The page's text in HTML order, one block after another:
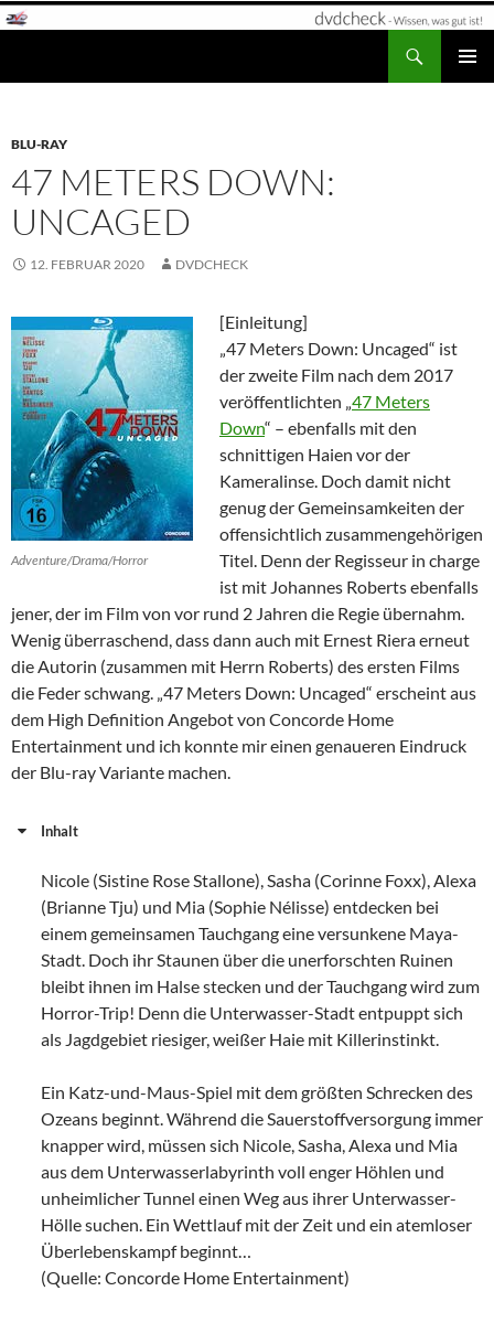
Zum
BLU-RAY
47 METERS DOWN:
UNCAGED
12. FEBRUAR 2020 DVDCHECK
Adventure/Drama/Horror
[Einleitung]
„47 Meters Down: Uncaged“ ist
der zweite Film nach dem 2017
veröffentlichten „ 47 Meters
Down“ – ebenfalls mit den
schnittigen Haien vor der
Kameralinse. Doch damit nicht
genug der Gemeinsamkeiten der
offensichtlich zusammengehörigen
Titel. Denn der Regisseur in charge
ist mit Johannes Roberts ebenfalls
jener, der im Film von vor rund 2 Jahren die Regie übernahm.
Wenig überraschend, dass dann auch mit Ernest Riera erneut
die Autorin (zusammen mit Herrn Roberts) des ersten Films
die Feder schwang. „47 Meters Down: Uncaged“ erscheint aus
dem High Definition Angebot von Concorde Home
Entertainment und ich konnte mir einen genaueren Eindruck
der Blu-ray Variante machen.
Inhalt
Nicole (Sistine Rose Stallone), Sasha (Corinne Foxx), Alexa
(Brianne Tju) und Mia (Sophie Nélisse) entdecken bei
einem gemeinsamen Tauchgang eine versunkene Maya-
Stadt. Doch ihr Staunen über die unerforschten Ruinen
bleibt ihnen im Halse stecken und der Tauchgang wird zum
Horror-Trip! Denn die Unterwasser-Stadt entpuppt sich
als Jagdgebiet riesiger, weißer Haie mit Killerinstinkt.
Ein Katz-und-Maus-Spiel mit dem größten Schrecken des
Ozeans beginnt. Während die Sauerstoffversorgung immer
knapper wird, müssen sich Nicole, Sasha, Alexa und Mia
aus dem Unterwasserlabyrinth voll enger Höhlen und
unheimlicher Tunnel einen Weg aus ihrer Unterwasser-
Hölle suchen. Ein Wettlauf mit der Zeit und ein atemloser
Überlebenskampf beginnt…
(Quelle: Concorde Home Entertainment)